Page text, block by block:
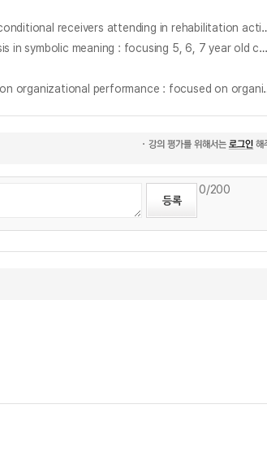
자활사업에 참여하는 조건부수급자의 심리ㆍ사회적 특성연구 : 취로형과 업그레이드형 자활사업 참여자
아동의 발달단계에 따른 특징과 상징적 의미의 심리분석 : 5, 6, 7세를 중심으로 = The features according to development step of a child and
인수합병후 통합전략이 조직의 심리적 성과에 미치는 영향 : 조직
0/200